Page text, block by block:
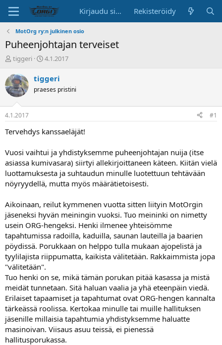
Kirjaudu sisään Rekisteröidy
MotOrg ry:n julkinen osio
Puheenjohtajan terveiset
K
s
k
u
s
e
l
a
l
o
i
t
a
j
a
tiggeri
A
o
i
t
p
ä
ä
4.1.2017
tiggeri
praeses pristini
4.1.2017 #1
Tervehdys kanssaeläjät!
Vuosi vaihtui ja yhdistyksemme puheenjohtajan nuija (itse
asiassa kumivasara) siirtyi allekirjoittaneen käteen. Kiitän vielä
luottamuksesta ja suhtaudun minulle luotettuun tehtävään
nöyryydellä, mutta myös määrätietoisesti.
Aikoinaan, reilut kymmenen vuotta sitten liityin MotOrgin
jäseneksi hyvän meiningin vuoksi. Tuo meininki on nimetty
usein ORG-hengeksi. Henki ilmenee yhteisömme
tapahtumissa radoilla, kaduilla, saunan lauteilla ja baarien
pöydissä. Porukkaan on helppo tulla mukaan ajopelistä ja
tyylilajista riippumatta, kaikista välitetään. Rakkaimmista jopa
"välitetään".
Tuo henki on se, mikä tämän porukan pitää kasassa ja mistä
meidät tunnetaan. Sitä haluan vaalia ja yhä eteenpäin viedä.
Erilaiset tapaamiset ja tapahtumat ovat ORG-hengen kannalta
tärkeässä roolissa. Kertokaa minulle tai muille hallituksen
jäsenille millaisia tapahtumia yhdistyksemme haluatte
masinoivan. Viisaus asuu teissä, ei pienessä
hallitusporukassa.